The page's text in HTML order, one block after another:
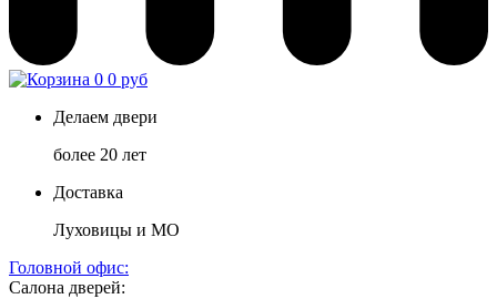
0 0 руб
Делаем двери
более 20 лет
Доставка
Луховицы и МО
Головной офис:
Салона дверей: